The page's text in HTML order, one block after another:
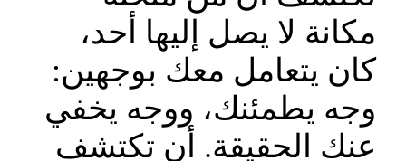
مكانة لا يصل إليها أحد،
كان يتعامل معك بوجهين:
وجه يطمئنك، ووجه يخفي
عنك الحقيقة. أن تكتشف